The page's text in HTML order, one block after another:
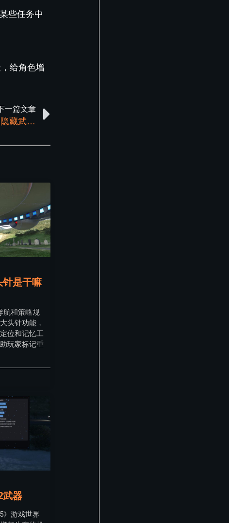
些任务中
给角色增
一篇文章
GTA5线上模式实用技巧：快速切换战局、隐藏武器、挂机防踢
针是干嘛
航和策略规
头针功能，
位和记忆工
玩家标记重
武器
》游戏世界